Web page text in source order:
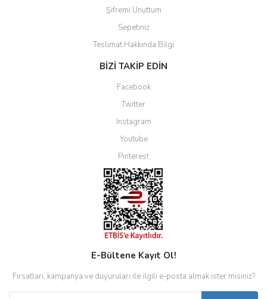
Şifremi Unuttum
Sepetiniz
Teslimat Hakkında Bilgi
BİZİ TAKİP EDİN
Facebook
Twitter
Instagram
Youtube
Pinterest
E-Bültene Kayıt Ol!
Fırsatları, kampanya ve duyuruları ile ilgili e-posta almak ister misiniz?